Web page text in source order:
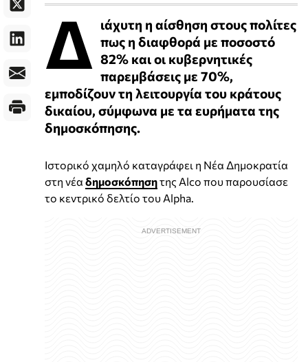
Δ ιάχυτη η αίσθηση στους πολίτες
πως η διαφθορά με ποσοστό
82% και οι κυβερνητικές
παρεμβάσεις με 70%,
εμποδίζουν τη λειτουργία του κράτους
δικαίου, σύμφωνα με τα ευρήματα της
δημοσκόπησης.
Ιστορικό χαμηλό καταγράφει η Νέα Δημοκρατία
στη νέα δημοσκόπησητης Alco που παρουσίασε
το κεντρικό δελτίο του Alpha.